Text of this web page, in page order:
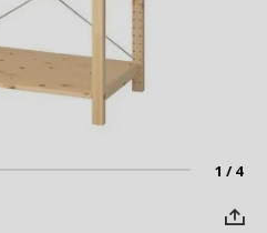
1 / 4